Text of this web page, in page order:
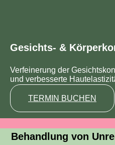
Gesichts- &
Verfeinerung der
und verbesserte
TERMIN BUCHEN
Behandlung von